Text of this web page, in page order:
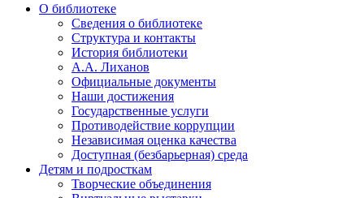
О библиотеке
Сведения о библиотеке
Структура и контакты
История библиотеки
А.А. Лиханов
Официальные документы
Наши достижения
Государственные услуги
Противодействие коррупции
Независимая оценка качества
Доступная (безбарьерная) среда
Детям и подросткам
Творческие объединения